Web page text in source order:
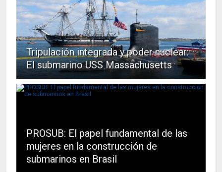
Tripulación integrada y poder nuclear:
El submarino USS Massachusetts
PROSUB: El papel fundamental de las
mujeres en la construcción de
submarinos en Brasil